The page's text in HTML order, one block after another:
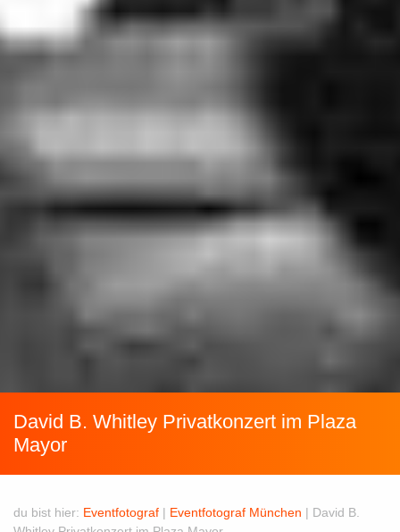
David B. Whitley Privatkonzert im Plaza
Mayor
du bist hier: Eventfotograf | Eventfotograf München | David B.